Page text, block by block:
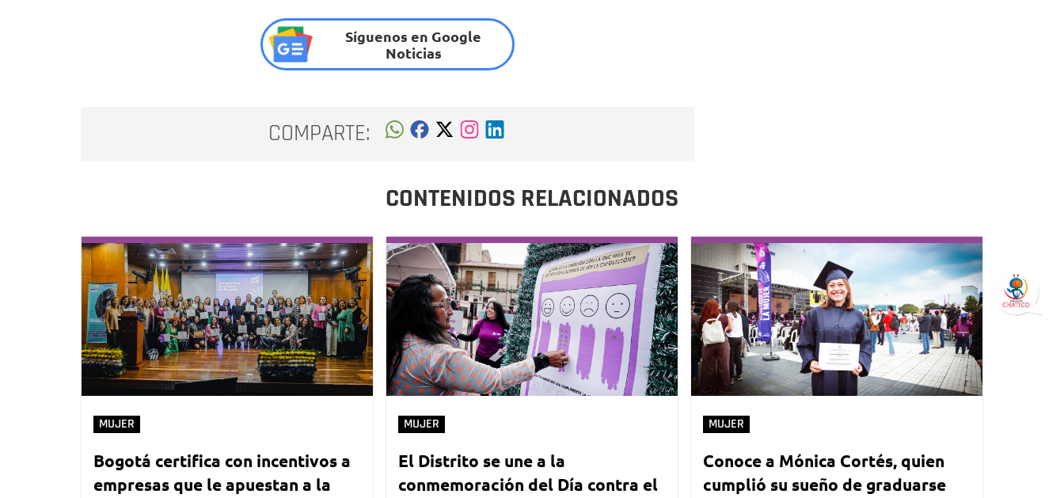
Síguenos en Google
Noticias
COMPARTE:
CONTENIDOS RELACIONADOS
MUJER
Bogotá certifica con incentivos a
empresas que le apuestan a la
MUJER
El Distrito se une a la
conmemoración del Día contra el
MUJER
Conoce a Mónica Cortés, quien
cumplió su sueño de graduarse